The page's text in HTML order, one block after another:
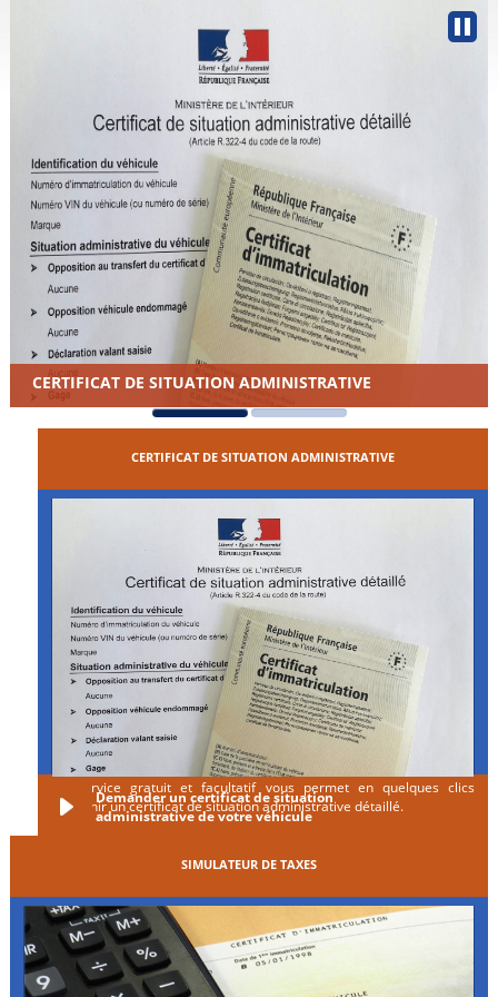
CERTIFICAT DE SITUATION ADMINISTRATIVE
CERTIFICAT DE SITUATION ADMINISTRATIVE
Ce service gratuit et facultatif vous permet en quelques clics
d'obtenir un certificat de situation administrative détaillé.
Demander un certificat de situation
administrative de votre véhicule
SIMULATEUR DE TAXES